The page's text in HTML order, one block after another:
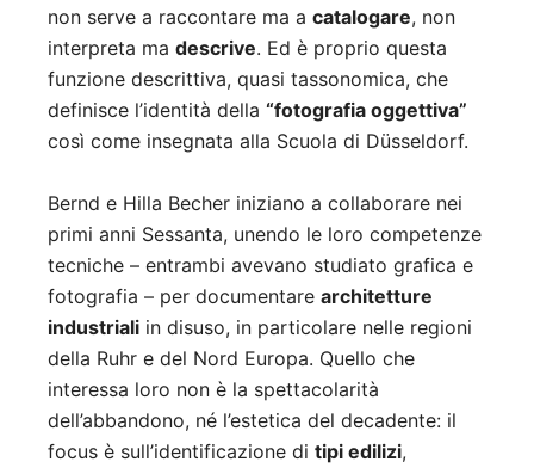
non serve a raccontare ma a catalogare, non
interpreta ma descrive. Ed è proprio questa
funzione descrittiva, quasi tassonomica, che
definisce l’identità della “fotografia oggettiva”
così come insegnata alla Scuola di Düsseldorf.
Bernd e Hilla Becher iniziano a collaborare nei
primi anni Sessanta, unendo le loro competenze
tecniche – entrambi avevano studiato grafica e
fotografia – per documentare architetture
industriali in disuso, in particolare nelle regioni
della Ruhr e del Nord Europa. Quello che
interessa loro non è la spettacolarità
dell’abbandono, né l’estetica del decadente: il
focus è sull’identificazione di tipi edilizi,